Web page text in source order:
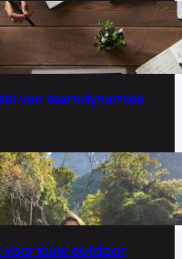
van teamdynamiek
voor jouw outdoor